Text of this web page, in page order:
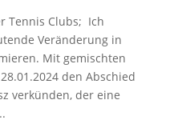
Tennis Clubs; Ich
Veränderung in
Mit gemischten
den Abschied
verkünden, der eine